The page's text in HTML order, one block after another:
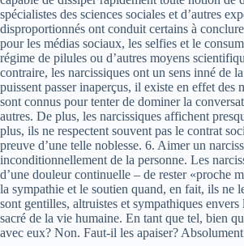
spécialistes des sciences sociales et d’autres
disproportionnés ont conduit certains à
pour les médias sociaux, les selfies et le
régime de pilules ou d’autres moyens
contraire, les narcissiques ont un sens inné de
puissent passer inaperçus, il existe en effet
sont connus pour tenter de dominer la
autres. De plus, les narcissiques affichent
plus, ils ne respectent souvent pas le contrat
preuve d’une telle noblesse. 6. Aimer un
inconditionnellement de la personne. Les
d’une douleur continuelle – de rester «proche
la sympathie et le soutien quand, en fait, ils ne
sont gentilles, altruistes et sympathiques
sacré de la vie humaine. En tant que tel, bien
avec eux? Non. Faut-il les apaiser?